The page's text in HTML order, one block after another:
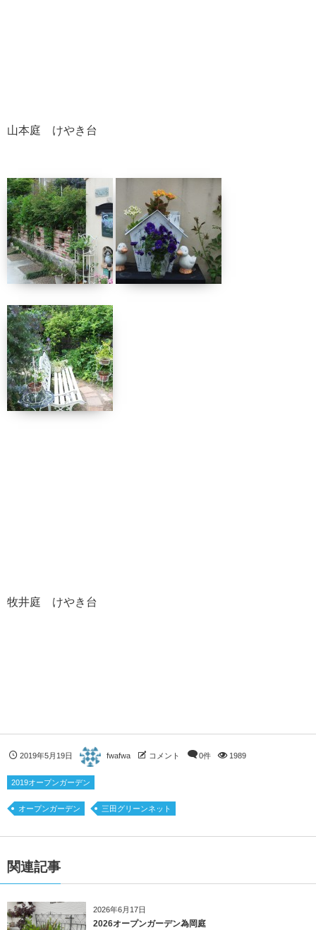
山本庭 けやき台
牧井庭 けやき台
2019年5月19日 fwafwa コメント 0件 1989
2019オープンガーデン
オープンガーデン 三田グリーンネット
関連記事
2026年6月17日
2026オープンガーデン為岡庭